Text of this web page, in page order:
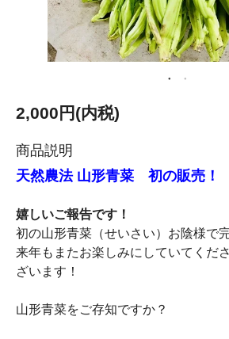
2,000円(内税)
商品説明
天然農法 山形青菜 初の販売！
嬉しいご報告です！
初の山形青菜（せいさい）お陰様で
来年もまたお楽しみにしていてくだ
ざいます！
山形青菜をご存知ですか？